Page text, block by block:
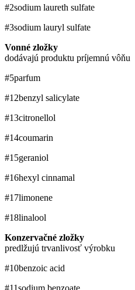
#2sodium laureth sulfate
#3sodium lauryl sulfate
Vonné zložky
dodávajú produktu príjemnú vôňu
#5parfum
#12benzyl salicylate
#13citronellol
#14coumarin
#15geraniol
#16hexyl cinnamal
#17limonene
#18linalool
Konzervačné zložky
predlžujú trvanlivosť výrobku
#10benzoic acid